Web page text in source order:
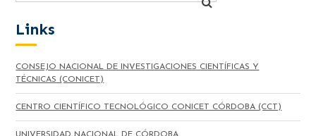
Links
CONSEJO NACIONAL DE INVESTIGACIONES CIENTÍFICAS Y
TÉCNICAS (CONICET)
CENTRO CIENTÍFICO TECNOLÓGICO CONICET CÓRDOBA (CCT)